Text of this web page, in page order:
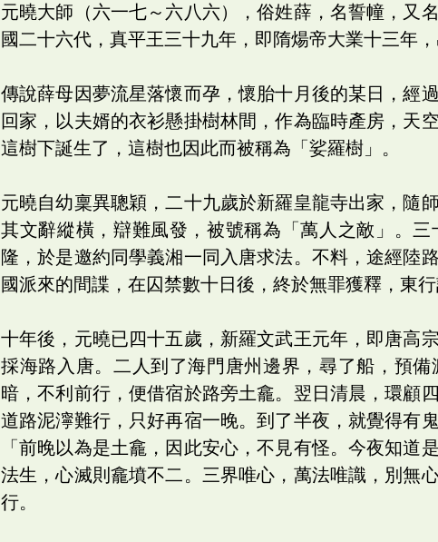
元曉大師（六一七～六八六），俗姓薛，名誓幢，又
國二十六代，真平王三十九年，即隋煬帝大業十三年
傳說薛母因夢流星落懷而孕，懷胎十月後的某日，經
回家，以夫婿的衣衫懸掛樹林間，作為臨時產房，天
這樹下誕生了，這樹也因此而被稱為「娑羅樹」。
元曉自幼稟異聰穎，二十九歲於新羅皇龍寺出家，隨
其文辭縱橫，辯難風發，被號稱為「萬人之敵」。
隆，於是邀約同學義湘一同入唐求法。不料，途經陸
國派來的間諜，在囚禁數十日後，終於無罪獲釋，東行
十年後，元曉已四十五歲，新羅文武王元年，即唐高
採海路入唐。二人到了海門唐州邊界，尋了船，預
暗，不利前行，便借宿於路旁土龕。翌日清晨，環顧
道路泥濘難行，只好再宿一晚。到了半夜，就覺得有
「前晚以為是土龕，因此安心，不見有怪。今夜知道
法生，心滅則龕墳不二。三界唯心，萬法唯識，別無
行。